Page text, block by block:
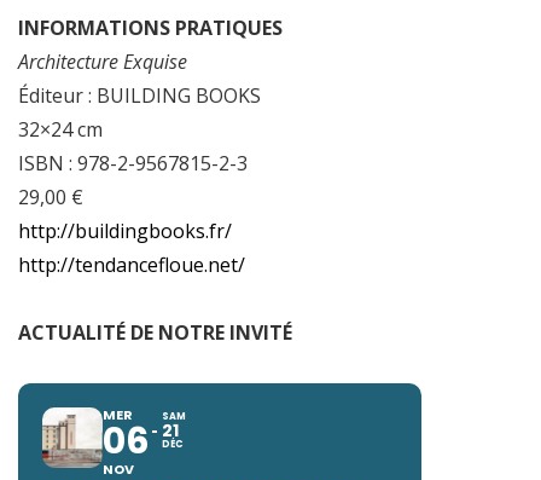
INFORMATIONS PRATIQUES
Architecture Exquise
Éditeur : BUILDING BOOKS
32×24 cm
ISBN : 978-2-9567815-2-3
29,00 €
http://buildingbooks.fr/
http://tendancefloue.net/
ACTUALITÉ DE NOTRE INVITÉ
MER
06
NOV
SAM
21
DÉC